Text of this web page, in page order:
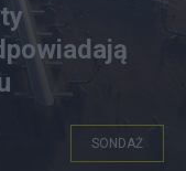
SONDAŻ